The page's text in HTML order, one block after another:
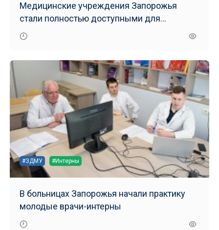
Медицинские учреждения Запорожья
стали полностью доступными для
маломобильных групп населения
#ЗДМУ #Интерны
В больницах Запорожья начали практику
молодые врачи-интерны